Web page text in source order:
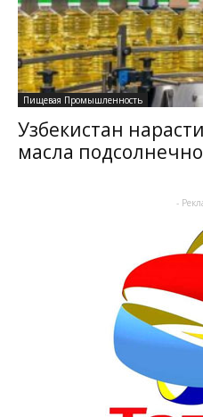
Пищевая Промышленность
Узбекистан
масла
-